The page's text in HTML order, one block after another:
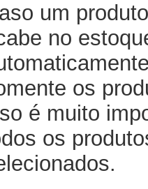
um
no
os
é muito
os